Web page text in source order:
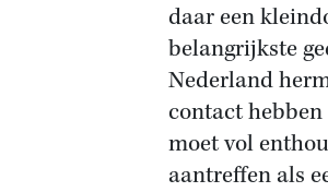
daar een
belangrijkste
Nederland
contact
moet vol
aantreffen als